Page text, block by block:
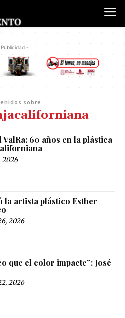
-
sobre
ValRa: 60 años en la plástica
2026
la artista plástico Esther
2026
que el color impacte”: José
2026